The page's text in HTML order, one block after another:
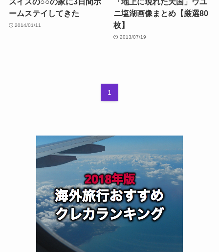
ームステイしてきた
2014/01/11
ニ塩湖画像まとめ【厳選80
枚】
2013/07/19
1